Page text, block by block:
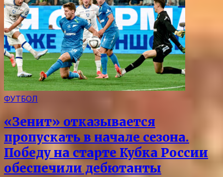
ФУТБОЛ
«Зенит» отказывается
пропускать в начале сезона.
Победу на старте Кубка России
обеспечили дебютанты